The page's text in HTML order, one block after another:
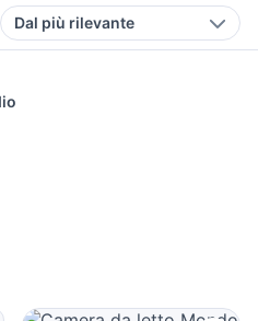
Dal più rilevante